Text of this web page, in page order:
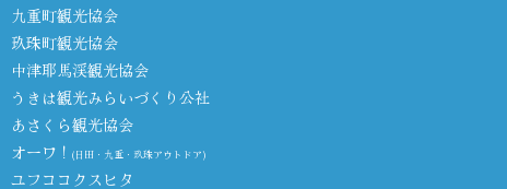
九重町観光協会
玖珠町観光協会
中津耶馬渓観光協会
うきは観光みらいづくり公社
あさくら観光協会
オーワ！ (日田・九重・玖珠アウトドア)
ユフココクスヒタ